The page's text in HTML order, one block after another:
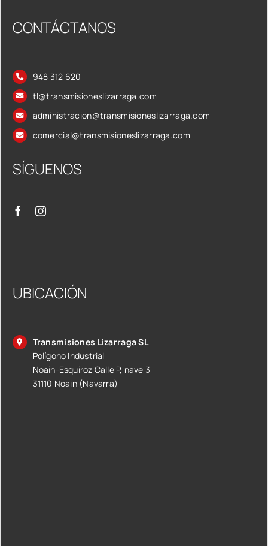
CONTÁCTANOS
948 312 620
tl@transmisioneslizarraga.com
administracion@transmisioneslizarraga.com
comercial@transmisioneslizarraga.com
SÍGUENOS
UBICACIÓN
Transmisiones Lizarraga SL
Polígono Industrial
Noain-Esquiroz Calle P, nave 3
31110 Noain (Navarra)